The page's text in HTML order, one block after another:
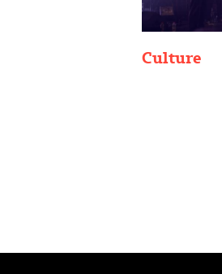
Culture